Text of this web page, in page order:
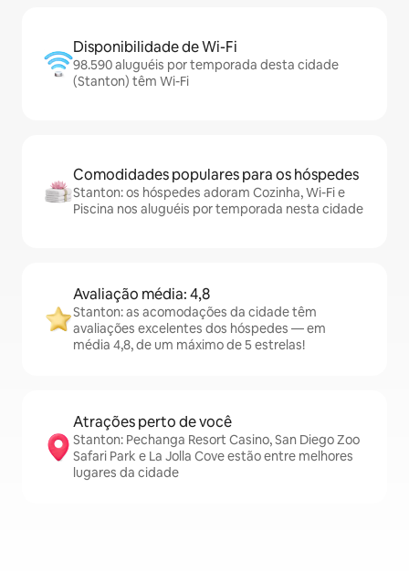
Disponibilidade de Wi-Fi
98.590 aluguéis por temporada desta cidade
(Stanton) têm Wi-Fi
Comodidades populares para os hóspedes
Stanton: os hóspedes adoram Cozinha, Wi-Fi e
Piscina nos aluguéis por temporada nesta cidade
Avaliação média: 4,8
Stanton: as acomodações da cidade têm
avaliações excelentes dos hóspedes — em
média 4,8, de um máximo de 5 estrelas!
Atrações perto de você
Stanton: Pechanga Resort Casino, San Diego Zoo
Safari Park e La Jolla Cove estão entre melhores
lugares da cidade